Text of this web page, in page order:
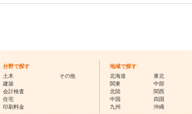
分野で探す
土木
建築
会計検査
住宅
印刷料金
その他
地域で探す
北海道
関東
北陸
中国
九州
東北
中部
関西
四国
沖縄